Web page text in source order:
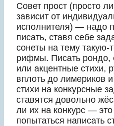
Совет прост (просто
зависит от
исполнителя) — надо
писать, ставя себе
сонеты на тему такую-
рифмы. Писать рондо,
или акцентные стихи,
вплоть до лимериков
стихи на конкурсные
ставятся довольно
ли их на конкурс —
попытаться написать